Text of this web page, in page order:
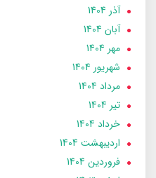
آذر 1404
آبان 1404
مهر 1404
شهریور 1404
مرداد 1404
تير 1404
خرداد 1404
ارديبهشت 1404
فروردین 1404